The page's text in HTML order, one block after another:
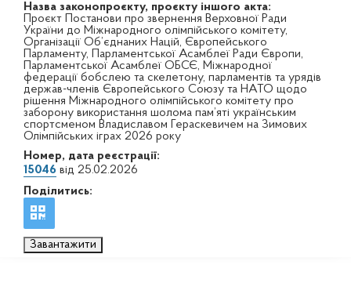
Назва законопроєкту, проєкту іншого акта:
Проєкт Постанови про звернення Верховної Ради
України до Міжнародного олімпійського комітету,
Організації Об’єднаних Націй, Європейського
Парламенту, Парламентської Асамблеї Ради Європи,
Парламентської Асамблеї ОБСЄ, Міжнародної
федерації бобслею та скелетону, парламентів та урядів
держав-членів Європейського Союзу та НАТО щодо
рішення Міжнародного олімпійського комітету про
заборону використання шолома пам’яті українським
спортсменом Владиславом Гераскевичем на Зимових
Олімпійських іграх 2026 року
Номер, дата реєстрації:
15046 від 25.02.2026
Поділитись:
Завантажити